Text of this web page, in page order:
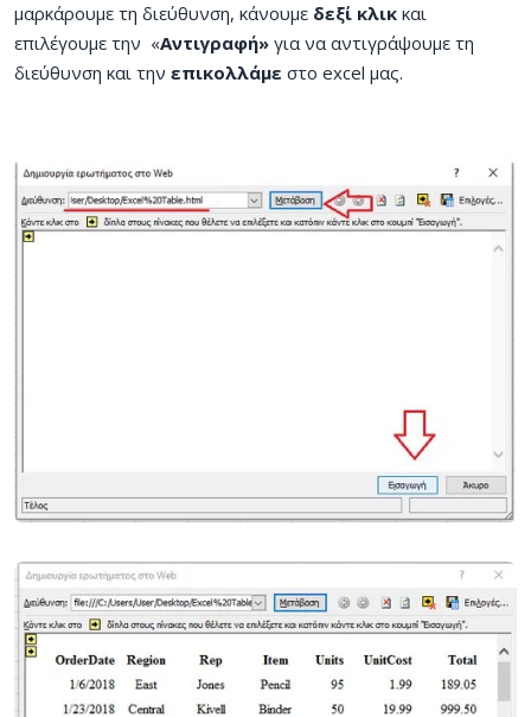
μαρκάρουμε τη διεύθυνση, κάνουμε δεξί κλικ και
επιλέγουμε την «Αντιγραφή» για να αντιγράψουμε τη
διεύθυνση και την επικολλάμε στο excel μας.